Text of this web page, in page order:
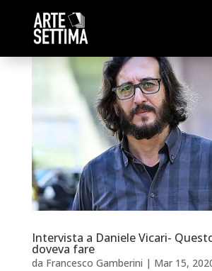
Intervista a Daniele Vicari-
doveva fare
da Francesco Gamberini | Mar 15,